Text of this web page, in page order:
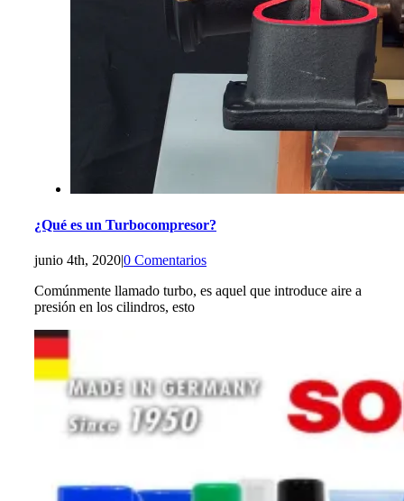
¿Qué es un Turbocompresor?
junio 4th, 2020|0 Comentarios
Comúnmente llamado turbo, es aquel que introduce aire a
presión en los cilindros, esto